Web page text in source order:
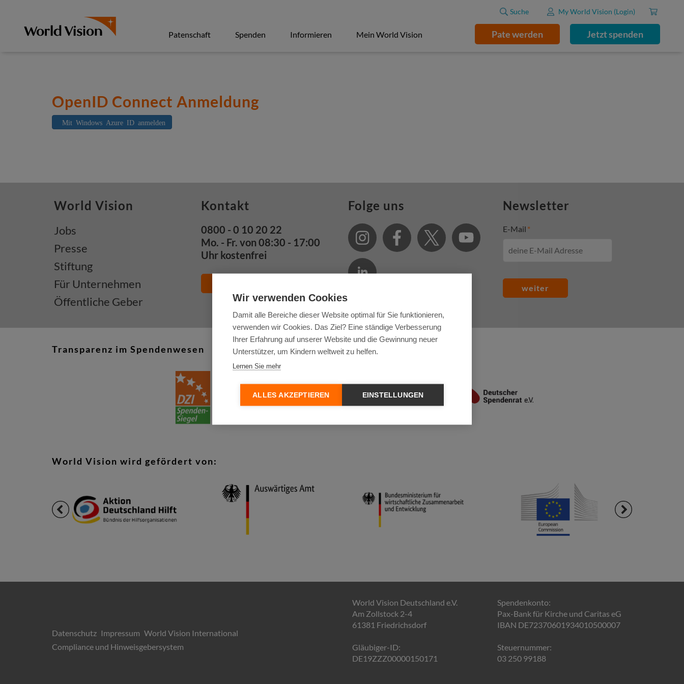
Patenschaft Spenden Informieren Mein World Vision Pate werden Jetzt spenden
Suche My World Vision (Login)
OpenID Connect Anmeldung
Mit Windows Azure ID anmelden
World Vision
Jobs
Presse
Stiftung
Für Unternehmen
Öffentliche Geber
Kontakt
0800 - 0 10 20 22
Mo. - Fr. von 08:30 - 17:00
Uhr kostenfrei
Folge uns Newsletter
E-Mail
weiter
Transparenz im Spendenwesen
World Vision wird gefördert von:
Datenschutz Impressum World Vision International
Compliance und Hinweisgebersystem
World Vision Deutschland e.V.
Am Zollstock 2-4
61381 Friedrichsdorf
Gläubiger-ID:
DE19ZZZ00000150171
Spendenkonto:
Pax-Bank für Kirche und Caritas eG
IBAN DE72370601934010500007
Steuernummer:
03 250 99188
Wir verwenden Cookies
Damit alle Bereiche dieser Website optimal für Sie funktionieren,
verwenden wir Cookies. Das Ziel? Eine ständige Verbesserung
Ihrer Erfahrung auf unserer Website und die Gewinnung neuer
Unterstützer, um Kindern weltweit zu helfen.
Lernen Sie mehr
ALLES AKZEPTIEREN EINSTELLUNGEN